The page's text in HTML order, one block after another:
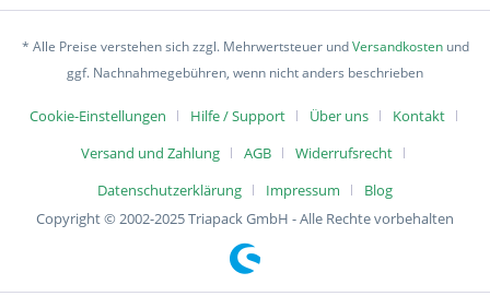
* Alle Preise verstehen sich zzgl. Mehrwertsteuer undVersandkostenund
ggf. Nachnahmegebühren, wenn nicht anders beschrieben
Cookie-Einstellungen Hilfe / Support Über uns
Kontakt
Versand und Zahlung
AGB
Widerrufsrecht
Datenschutzerklärung
Impressum
Blog
Copyright © 2002-2025 Triapack GmbH - Alle Rechte vorbehalten